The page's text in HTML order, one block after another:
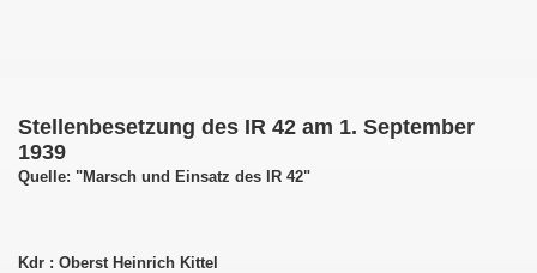
Stellenbesetzung des IR 42 am 1. September
1939
Quelle: "Marsch und Einsatz des IR 42"
Kdr : Oberst Heinrich Kittel